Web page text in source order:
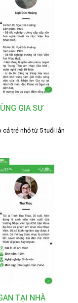
GIA SƯ
trẻ nhỏ từ 5 tuổi lẫn
TẠI NHÀ